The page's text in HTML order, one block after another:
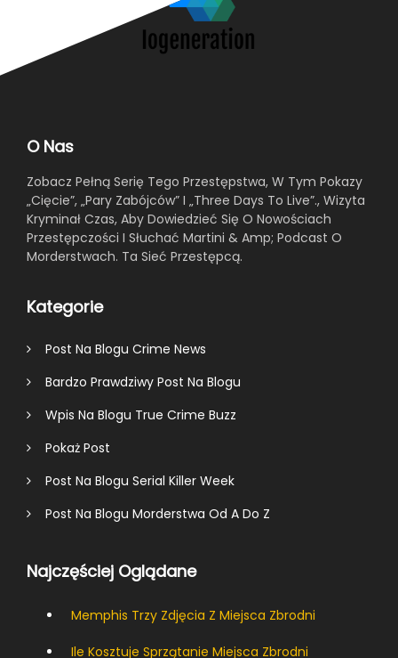
O Nas
Zobacz Pełną Serię Tego Przestępstwa, W Tym Pokazy
„Cięcie”, „Pary Zabójców” I „Three Days To Live”., Wizyta
Kryminał Czas, Aby Dowiedzieć Się O Nowościach
Przestępczości I Słuchać Martini & Amp; Podcast O
Morderstwach. Ta Sieć Przestępcą.
Kategorie
Post Na Blogu Crime News
Bardzo Prawdziwy Post Na Blogu
Wpis Na Blogu True Crime Buzz
Pokaż Post
Post Na Blogu Serial Killer Week
Post Na Blogu Morderstwa Od A Do Z
Najczęściej Oglądane
Memphis Trzy Zdjęcia Z Miejsca Zbrodni
Ile Kosztuje Sprzątanie Miejsca Zbrodni